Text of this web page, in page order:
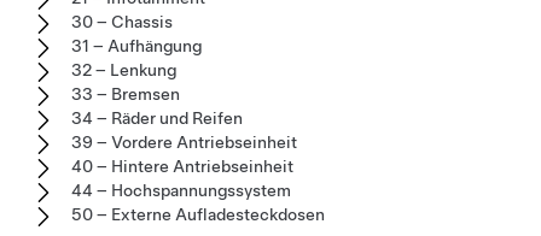
30 – Chassis
31 – Aufhängung
32 – Lenkung
33 – Bremsen
34 – Räder und Reifen
39 – Vordere Antriebseinheit
40 – Hintere Antriebseinheit
44 – Hochspannungssystem
50 – Externe Aufladesteckdosen